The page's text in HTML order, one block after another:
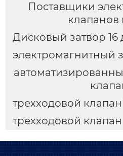
Поставщики
Дисковый затвор
электромагнитный
трехходовой
трехходовой